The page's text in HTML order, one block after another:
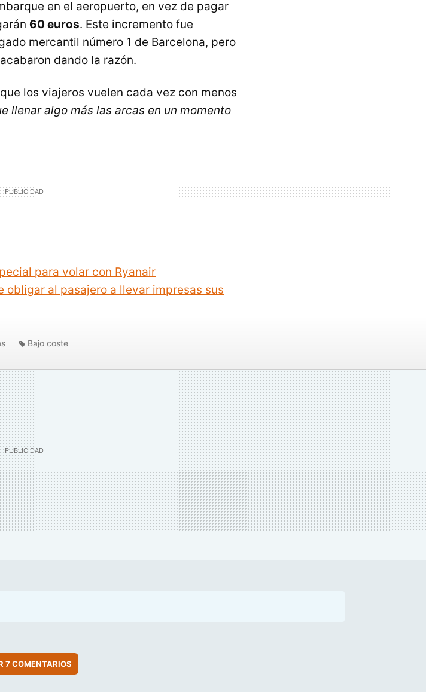
en el aeropuerto, en vez de pagar
60 euros. Este incremento fue
mercantil número 1 de Barcelona, pero
dando la razón.
los viajeros vuelen cada vez con menos
llenar algo más las arcas en un momento
para volar con Ryanair
obligar al pasajero a llevar impresas sus
Bajo coste
7 COMENTARIOS